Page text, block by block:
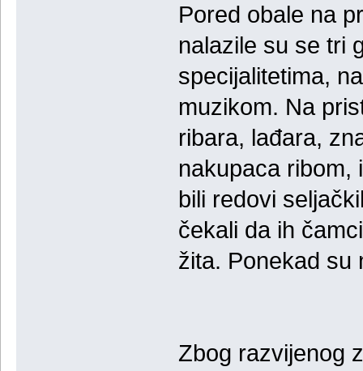
Pored obale na
nalazile su se tri
specijalitetima,
muzikom. Na
ribara, lađara,
nakupaca ribom,
bili redovi
čekali da ih
žita. Ponekad su
Zbog razvijenog